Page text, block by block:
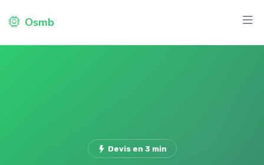
Osmb
Devis en 3 min